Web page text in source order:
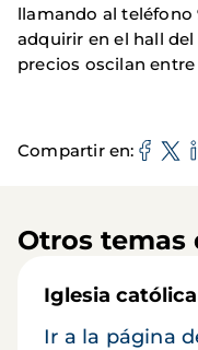
llamando al teléfono
adquirir en el hall
precios oscilan entre
Compartir en
Otros temas
Iglesia católica
Ir a la página